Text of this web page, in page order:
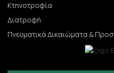
Κτηνοτροφία
Διατροφή
Πνευματικά Δικαιώματα &